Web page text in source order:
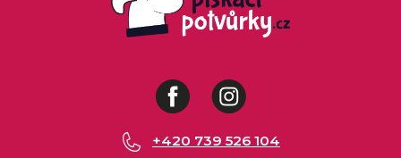
FacebookInstagram
+420 739 526 104